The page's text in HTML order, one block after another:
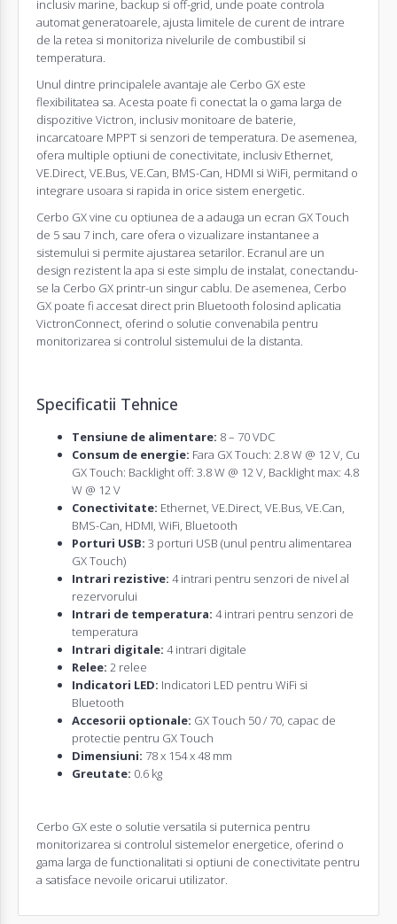
inclusiv marine, backup si off-grid, unde poate controla
automat generatoarele, ajusta limitele de curent de intrare
de la retea si monitoriza nivelurile de combustibil si
temperatura.
Unul dintre principalele avantaje ale Cerbo GX este
flexibilitatea sa. Acesta poate fi conectat la o gama larga de
dispozitive Victron, inclusiv monitoare de baterie,
incarcatoare MPPT si senzori de temperatura. De asemenea,
ofera multiple optiuni de conectivitate, inclusiv Ethernet,
VE.Direct, VE.Bus, VE.Can, BMS-Can, HDMI si WiFi, permitand o
integrare usoara si rapida in orice sistem energetic.
Cerbo GX vine cu optiunea de a adauga un ecran GX Touch
de 5 sau 7 inch, care ofera o vizualizare instantanee a
sistemului si permite ajustarea setarilor. Ecranul are un
design rezistent la apa si este simplu de instalat, conectandu-
se la Cerbo GX printr-un singur cablu. De asemenea, Cerbo
GX poate fi accesat direct prin Bluetooth folosind aplicatia
VictronConnect, oferind o solutie convenabila pentru
monitorizarea si controlul sistemului de la distanta.
Specificatii Tehnice
Tensiune de alimentare: 8 – 70 VDC
Consum de energie: Fara GX Touch: 2.8 W @ 12 V, Cu
GX Touch: Backlight off: 3.8 W @ 12 V, Backlight max: 4.8
W @ 12 V
Conectivitate: Ethernet, VE.Direct, VE.Bus, VE.Can,
BMS-Can, HDMI, WiFi, Bluetooth
Porturi USB: 3 porturi USB (unul pentru alimentarea
GX Touch)
Intrari rezistive: 4 intrari pentru senzori de nivel al
rezervorului
Intrari de temperatura: 4 intrari pentru senzori de
temperatura
Intrari digitale: 4 intrari digitale
Relee: 2 relee
Indicatori LED: Indicatori LED pentru WiFi si
Bluetooth
Accesorii optionale: GX Touch 50 / 70, capac de
protectie pentru GX Touch
Dimensiuni: 78 x 154 x 48 mm
Greutate: 0.6 kg
Cerbo GX este o solutie versatila si puternica pentru
monitorizarea si controlul sistemelor energetice, oferind o
gama larga de functionalitati si optiuni de conectivitate pentru
a satisface nevoile oricarui utilizator.